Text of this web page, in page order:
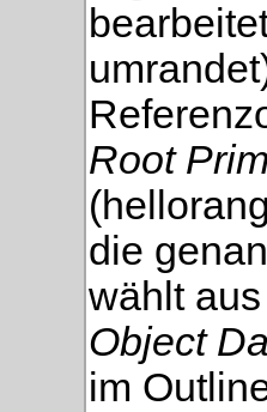
Root
die
wählt
Object
im